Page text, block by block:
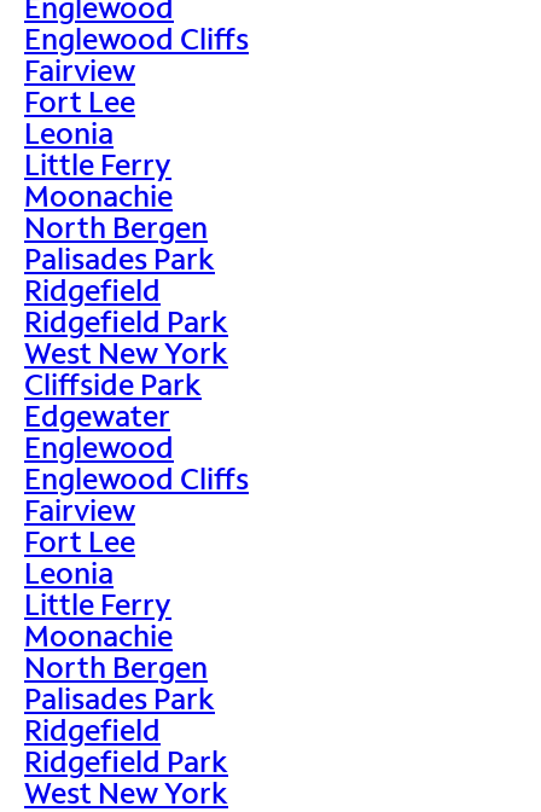
Englewood Cliffs
Fairview
Fort Lee
Leonia
Little Ferry
Moonachie
North Bergen
Palisades Park
Ridgefield
Ridgefield Park
West New York
Cliffside Park
Edgewater
Englewood
Englewood Cliffs
Fairview
Fort Lee
Leonia
Little Ferry
Moonachie
North Bergen
Palisades Park
Ridgefield
Ridgefield Park
West New York